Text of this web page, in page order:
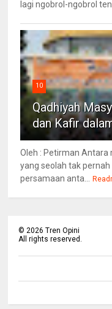
lagi ngobrol-ngobrol
10
Qadhiyah
dan Kafir
Oleh : Petirman
yang seolah tak
persamaan anta...
©2026 Tren Opini
All rights reserved.